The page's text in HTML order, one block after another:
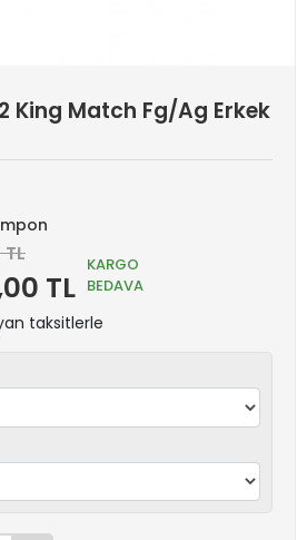
King Match Fg/Ag Erkek
TL
KARGO
BEDAVA
taksitlerle